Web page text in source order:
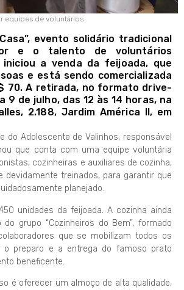
equipes de voluntários
evento solidário tradicional
e o talento de voluntários
iniciou a venda da feijoada, que
e está sendo comercializada
70. A retirada, no formato drive-
9 de julho, das 12 às 14 horas, na
2.188, Jardim América II, em
do Adolescente de Valinhos, responsável
que conta com uma equipe voluntária
cozinheiras e auxiliares de cozinha,
devidamente treinados, para garantir que
planejado.
unidades da feijoada. A cozinha ainda
grupo “Cozinheiros do Bem”, formado
que se mobilizam todos os
o preparo e a entrega do famoso prato
beneficente.
é oferecer um almoço de alta qualidade,